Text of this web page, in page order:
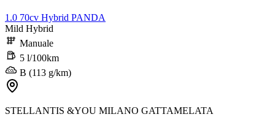
1.0 70cv Hybrid PANDA
Mild Hybrid
Manuale
5 l/100km
B (113 g/km)
STELLANTIS &YOU MILANO GATTAMELATA